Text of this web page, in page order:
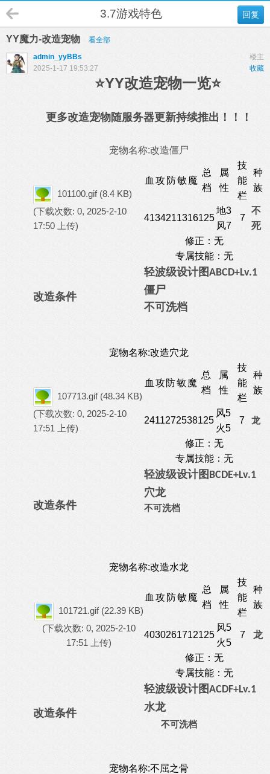
回复
3.7游戏特色
YY魔力-改造宠物
看全部
楼主
admin_yyBBs
收藏
2025-1-17 19:53:27
⭐YY改造宠物一览⭐
更多改造宠物随服务器更新持续推出！！！
宠物名称:改造僵尸
101100.gif (8.4 KB)
(下载次数: 0, 2025-2-10
17:50 上传)
血 攻 防敏 魔
总
档
属
性
技
能
栏
种
族
4134211316125
地3
风7
7
不
死
修正：无
专属技能：无
改造条件
轻波级设计图ABCD+Lv.1
僵尸
不可洗档
宠物名称:改造穴龙
107713.gif (48.34 KB)
(下载次数: 0, 2025-2-10
17:51 上传)
血 攻 防敏 魔
总
档
属
性
技
能
栏
种
族
2411272538125
风5
火5
7 龙
修正：无
专属技能：无
改造条件
轻波级设计图 BCDE+Lv.1
穴龙
不可洗档
宠物名称:改造水龙
101721.gif (22.39 KB)
(下载次数: 0, 2025-2-10
17:51 上传)
血 攻 防敏 魔
总
档
属
性
技
能
栏
种
族
4030261712125
风5
火5
7 龙
修正：无
专属技能：无
改造条件
轻波级设计图ACDF+Lv.1
水龙
不可洗档
宠物名称:不屈之骨